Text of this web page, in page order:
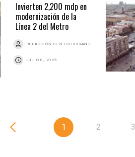
Invierten 2,200 mdp en
modernización de la
Línea 2 del Metro
REDACCIÓN CENTRO URBANO
JULIO 8, 2026
1 2 3